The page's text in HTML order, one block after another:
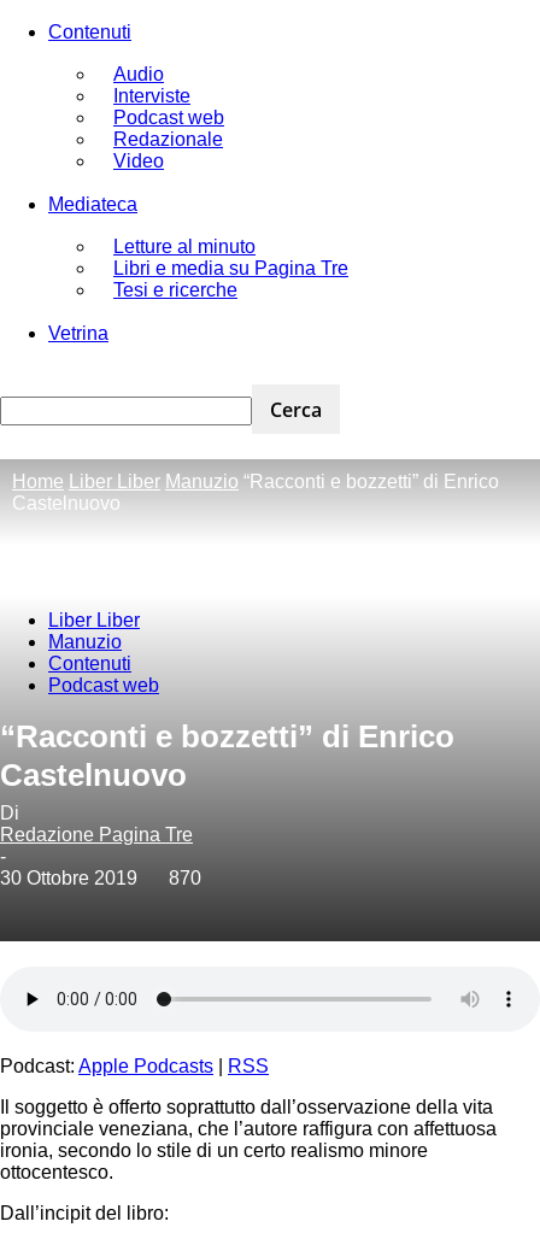
Contenuti
Audio
Interviste
Podcast web
Redazionale
Video
Mediateca
Letture al minuto
Libri e media su Pagina Tre
Tesi e ricerche
Vetrina
Home Liber Liber Manuzio “Racconti e bozzetti” di Enrico
Castelnuovo
Liber Liber
Manuzio
Contenuti
Podcast web
“Racconti e bozzetti” di Enrico
Castelnuovo
Di
Redazione Pagina Tre
-
30 Ottobre 2019
870
Podcast: Apple Podcasts
RSS
Il soggetto è offerto soprattutto dall’osservazione della vita
provinciale veneziana, che l’autore raffigura con affettuosa
ironia, secondo lo stile di un certo realismo minore
ottocentesco.
Dall’incipit del libro: